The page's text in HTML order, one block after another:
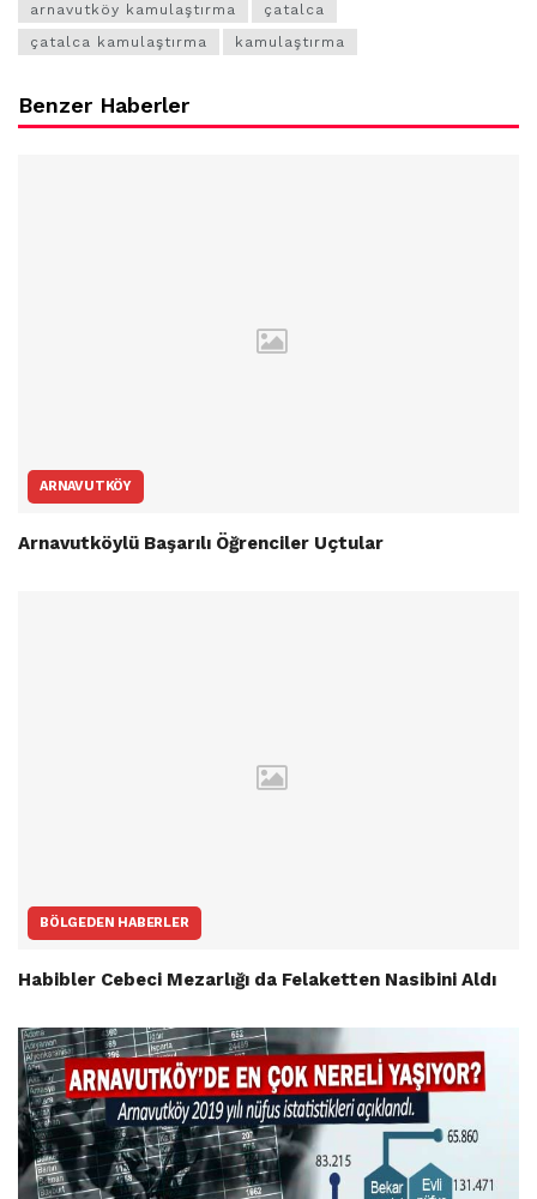
arnavutköy kamulaştırma
çatalca
çatalca kamulaştırma
kamulaştırma
Benzer Haberler
ARNAVUTKÖY
Arnavutköylü Başarılı Öğrenciler Uçtular
BÖLGEDEN HABERLER
Habibler Cebeci Mezarlığı da Felaketten Nasibini Aldı